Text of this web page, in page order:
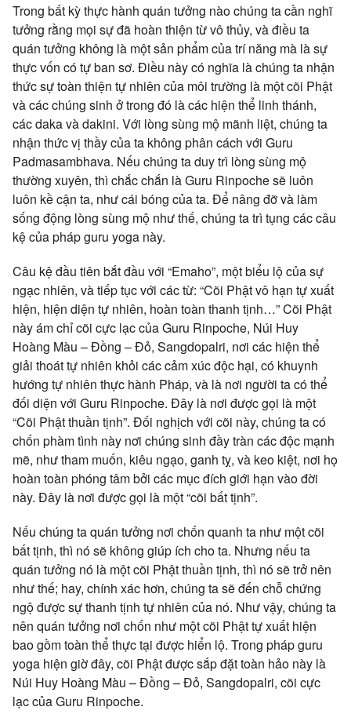
Trong bất kỳ thực hành quán tưởng nào chúng ta cần nghĩ
tưởng rằng mọi sự đã hoàn thiện từ vô thủy, và điều ta
quán tưởng không là một sản phẩm của trí năng mà là sự
thực vốn có tự ban sơ. Điều này có nghĩa là chúng ta nhận
thức sự toàn thiện tự nhiên của môi trường là một cõi Phật
và các chúng sinh ở trong đó là các hiện thể linh thánh,
các daka và dakini. Với lòng sùng mộ mãnh liệt, chúng ta
nhận thức vị thầy của ta không phân cách với Guru
Padmasambhava. Nếu chúng ta duy trì lòng sùng mộ
thường xuyên, thì chắc chắn là Guru Rinpoche sẽ luôn
luôn kề cận ta, như cái bóng của ta. Để nâng đỡ và làm
sống động lòng sùng mộ như thế, chúng ta trì tụng các câu
kệ của pháp guru yoga này.
Câu kệ đầu tiên bắt đầu với “Emaho”, một biểu lộ của sự
ngạc nhiên, và tiếp tục với các từ: “Cõi Phật vô hạn tự xuất
hiện, hiện diện tự nhiên, hoàn toàn thanh tịnh…” Cõi Phật
này ám chỉ cõi cực lạc của Guru Rinpoche, Núi Huy
Hoàng Màu – Đồng – Đỏ, Sangdopalri, nơi các hiện thể
giải thoát tự nhiên khỏi các cảm xúc độc hại, có khuynh
hướng tự nhiên thực hành Pháp, và là nơi người ta có thể
đối diện với Guru Rinpoche. Đây là nơi được gọi là một
“Cõi Phật thuần tịnh”. Đối nghịch với cõi này, chúng ta có
chốn phàm tình này nơi chúng sinh đầy tràn các độc mạnh
mẽ, như tham muốn, kiêu ngạo, ganh tỵ, và keo kiệt, nơi họ
hoàn toàn phóng tâm bởi các mục đích giới hạn vào đời
này. Đây là nơi được gọi là một “cõi bất tịnh”.
Nếu chúng ta quán tưởng nơi chốn quanh ta như một cõi
bất tịnh, thì nó sẽ không giúp ích cho ta. Nhưng nếu ta
quán tưởng nó là một cõi Phật thuần tịnh, thì nó sẽ trở nên
như thế; hay, chính xác hơn, chúng ta sẽ đến chỗ chứng
ngộ được sự thanh tịnh tự nhiên của nó. Như vậy, chúng ta
nên quán tưởng nơi chốn như một cõi Phật tự xuất hiện
bao gồm toàn thể thực tại được hiển lộ. Trong pháp guru
yoga hiện giờ đây, cõi Phật được sắp đặt toàn hảo này là
Núi Huy Hoàng Màu – Đồng – Đỏ, Sangdopalri, cõi cực
lạc của Guru Rinpoche.